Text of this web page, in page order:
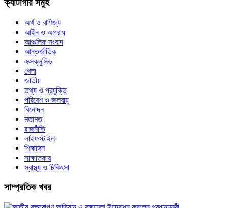
ক্যাটাগরি সমুহ
অর্থ ও বাণিজ্য
আইন ও অপরাধ
আঞ্চলিক সংবাদ
আন্তর্জাতিক
এক্সক্লুসিভ
খেলা
জাতীয়
তথ্য ও প্রযুক্তি
পরিবেশ ও জলবায়ু
বিনোদন
মতামত
রাজনীতি
লাইফস্টাইল
শিক্ষাঙ্গন
সাক্ষাতকার
স্বাস্থ্য ও চিকিৎসা
সাম্প্রতিক খবর